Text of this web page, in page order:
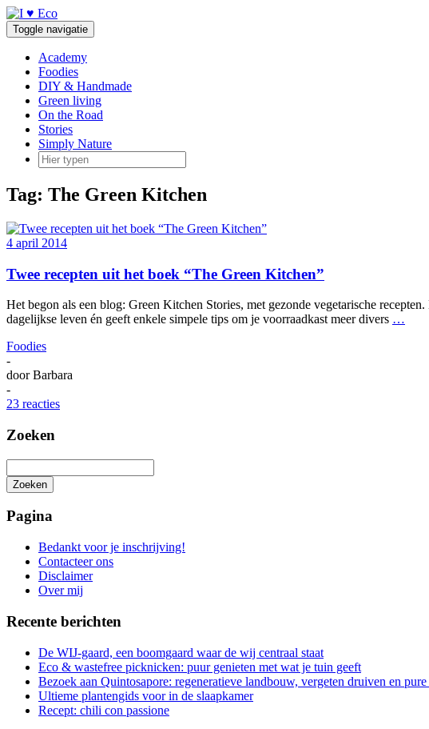
Doorgaan
naar
inhoud
Toggle navigatie
Academy
Foodies
DIY & Handmade
Green living
On the Road
Stories
Simply Nature
Tag: The Green Kitchen
4 april 2014
Twee recepten uit het boek “The Green Kitchen”
Het begon als een blog: Green Kitchen Stories, met gezonde vegetarische
dagelijkse leven én geeft enkele simpele tips om je voorraadkast meer divers …
Foodies
-
doorBarbara
-
23 reacties
Zoeken
Zoeken
zoeken
Pagina
Bedankt voor je inschrijving!
Contacteer ons
Disclaimer
Over mij
Recente berichten
De WIJ-gaard, een boomgaard waar de wij centraal staat
Eco & wastefree picknicken: puur genieten met wat je tuin geeft
Bezoek aan Quintosapore: regeneratieve landbouw, vergeten druiven en
Ultieme plantengids voor in de slaapkamer
Recept: chili con passione